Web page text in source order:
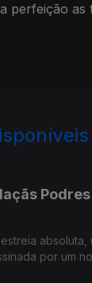
perfeição as
Podres
absoluta,
por um